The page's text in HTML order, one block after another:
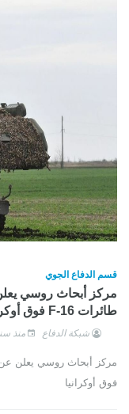
قسم الدفاع الجوي
مركز أبحاث روسي
طائرات F-16 فوق أوكرانيا
شبكة الدفاع منذ
فوق أوكرانيا